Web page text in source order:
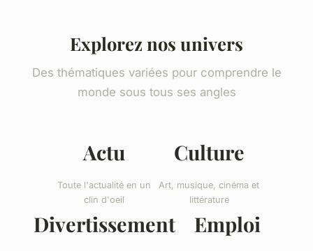
Explorez nos univers
Des thématiques variées pour comprendre le
monde sous tous ses angles
Actu
Toute l'actualité en un
clin d'oeil
Culture
Art, musique, cinéma et
littérature
Divertissement Emploi